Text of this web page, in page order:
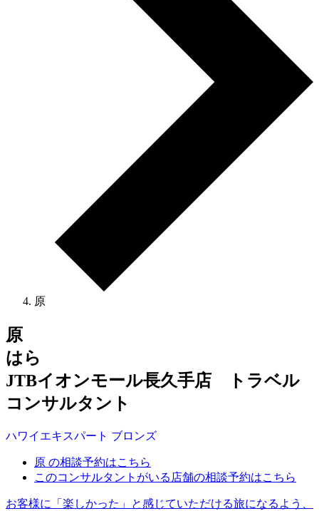
原
原
はら
JTBイオンモール長久手店 トラベル
コンサルタント
ハワイ エキスパート ブロンズ
原 の相談予約はこちら
このコンサルタントがいる店舗の相談予約はこちら
お客様に「楽しかった」と感じていただける旅になるよう、